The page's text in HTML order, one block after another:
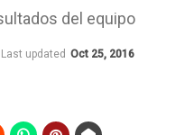
del equipo
Last updated Oct 25, 2016